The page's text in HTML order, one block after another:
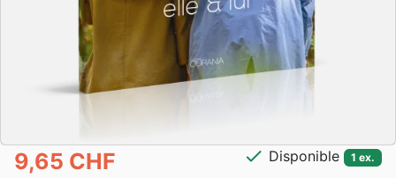
9,65 CHF check Disponible 1 ex.